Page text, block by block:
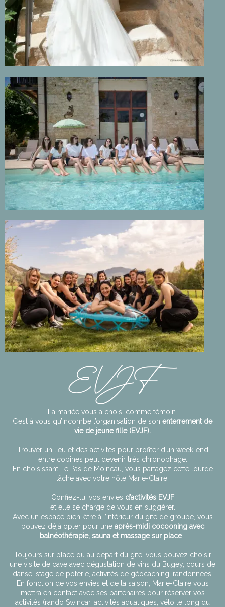
EVJF
La mariée vous a choisi comme témoin.
C’est à vous qu’incombe l’organisation de son enterrement de
vie de jeune fille (EVJF).
Trouver un lieu et des activités pour profiter d’un week-end
entre copines peut devenir très chronophage.
En choisissant Le Pas de Moineau, vous partagez cette lourde
tâche avec votre hôte Marie-Claire.
Confiez-lui vos envies d’activités EVJF
et elle se charge de vous en suggérer.
Avec un espace bien-être à l’intérieur du gîte de groupe, vous
pouvez déjà opter pour une après-midi cocooning avec
balnéothérapie, sauna et massage sur place.
Toujours sur place ou au départ du gîte, vous pouvez choisir
une visite de cave avec dégustation de vins du Bugey, cours de
danse, stage de poterie, activités de géocaching, randonnées.
En fonction de vos envies et de la saison, Marie-Claire vous
mettra en contact avec ses partenaires pour réserver vos
activités (rando Swincar, activités aquatiques, vélo le long du